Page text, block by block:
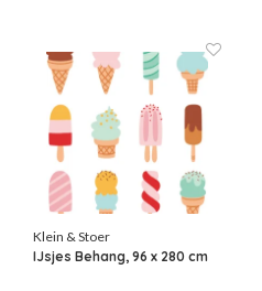
Klein & Stoer
IJsjes Behang, 96 x 280 cm